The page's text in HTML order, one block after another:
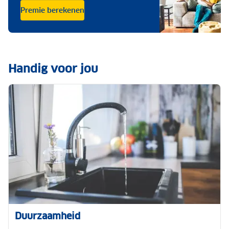
Premie berekenen
Handig voor jou
Duurzaamheid